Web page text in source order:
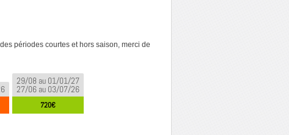
périodes courtes et hors saison, merci de
29/08 au 01/01/27
27/06 au 03/07/26
720€